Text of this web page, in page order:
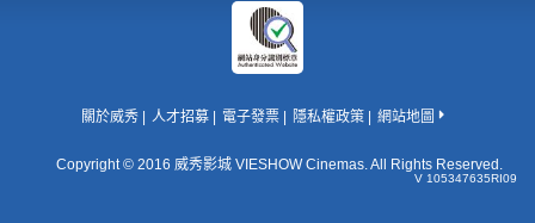
Copyright © 2016 威秀影城 VIESHOW Cinemas. All Rights Reserved.
關於威秀 人才招募 電子發票 隱私權政策 網站地圖
V 105347635RI09